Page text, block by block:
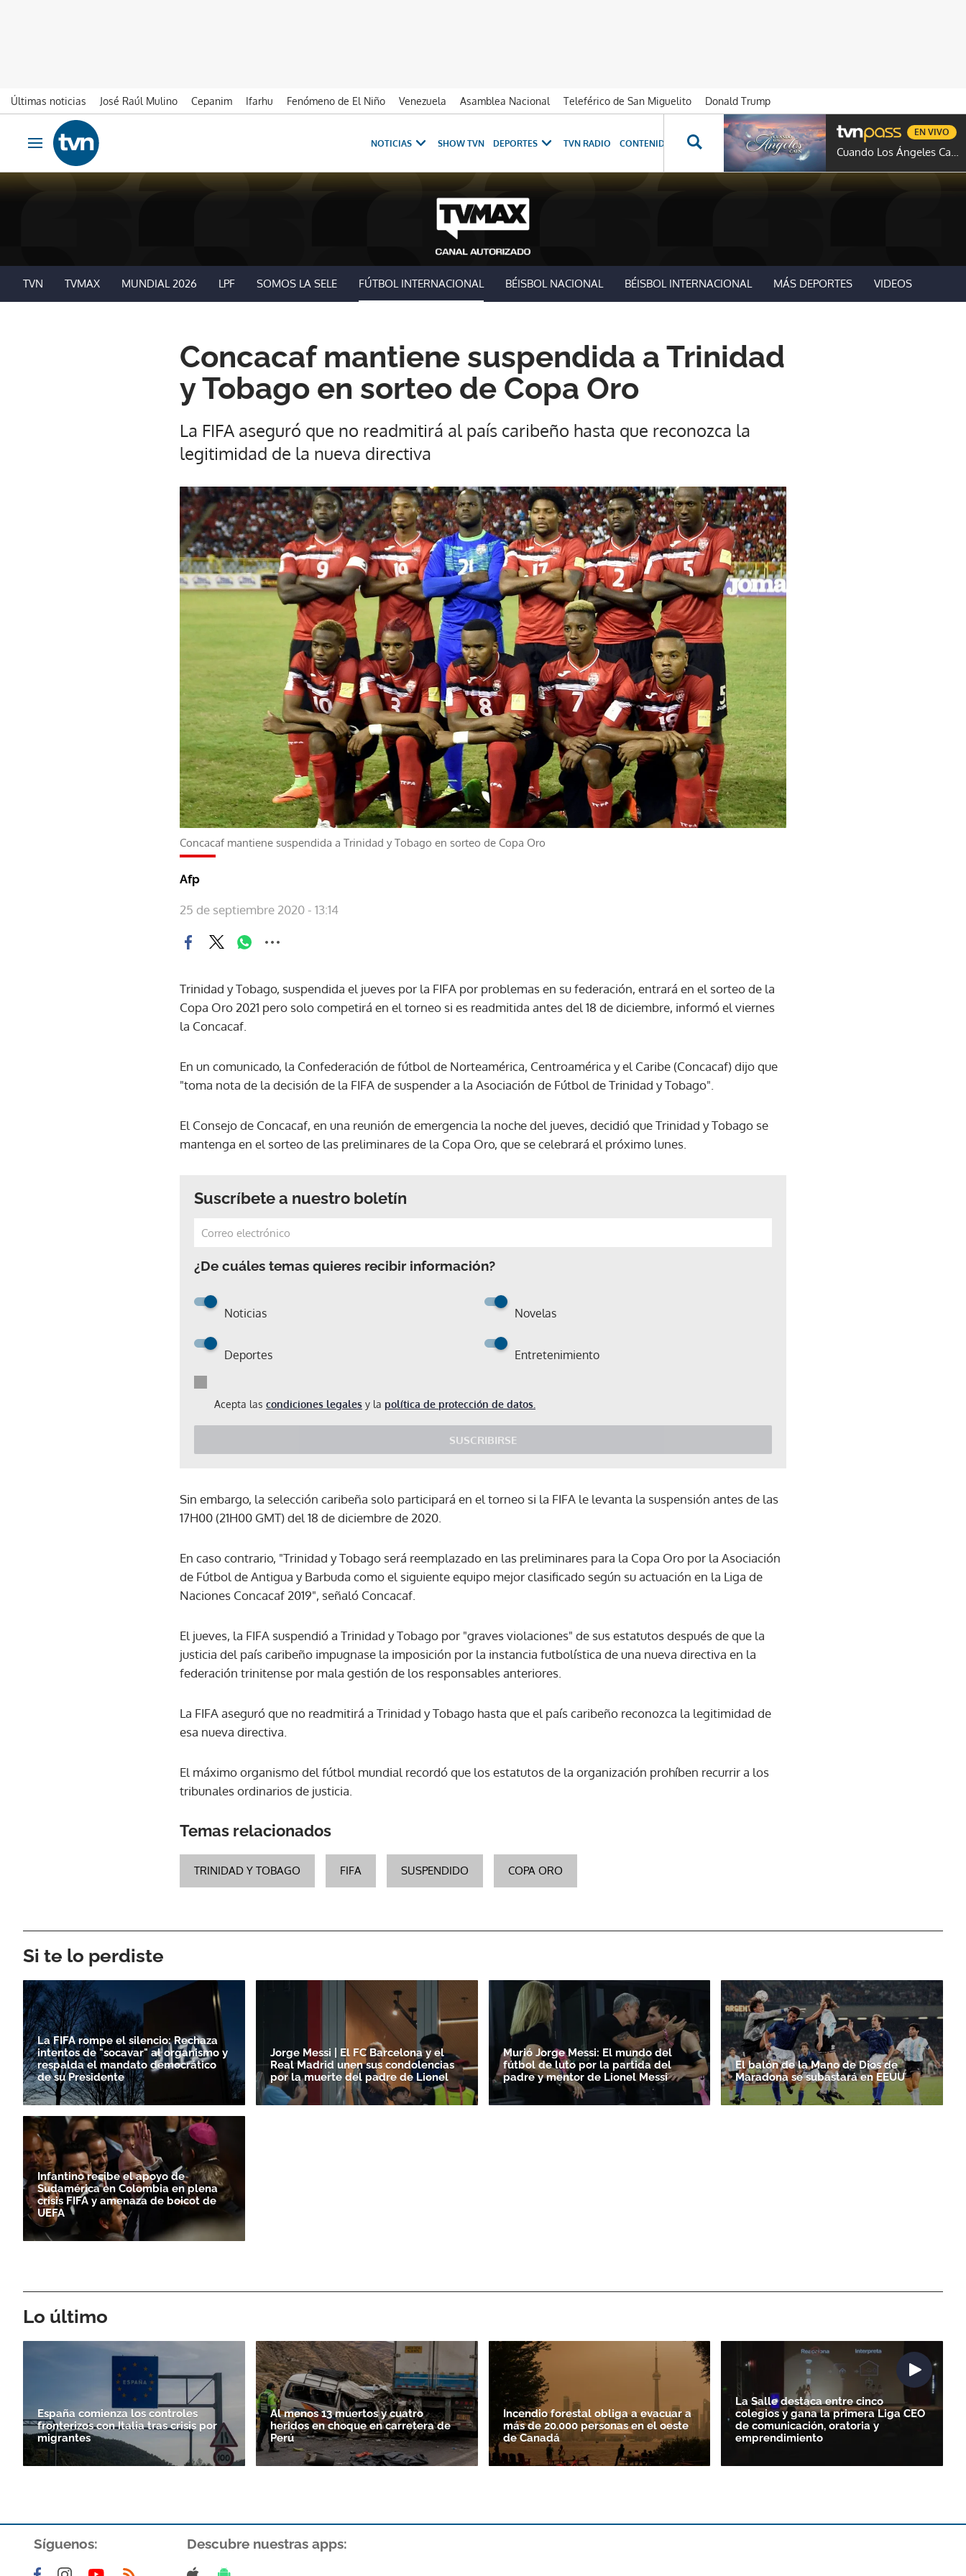
Últimas noticias José Raúl Mulino Cepanim Ifarhu Fenómeno de El Niño Venezuela Asamblea Nacional Teleférico de San Miguelito
Donald Trump
Ir al contenido
Obrir navegació
NOTICIAS SHOW TVN DEPORTES TVN RADIO CONTENIDOS ESPECIALES NOVELAS PROGRAMAS GENTE TVN
Cuando Los Ángeles Caen
EN VIVO
TVN TVMAX MUNDIAL 2026 LPF SOMOS LA SELE FÚTBOL INTERNACIONAL BÉISBOL NACIONAL BÉISBOL INTERNACIONAL MÁS DEPORTES VIDEOS
Concacaf mantiene suspendida a Trinidad
y Tobago en sorteo de Copa Oro
La FIFA aseguró que no readmitirá al país caribeño hasta que reconozca la
legitimidad de la nueva directiva
Concacaf mantiene suspendida a Trinidad y Tobago en sorteo de Copa Oro
Afp
25 de septiembre 2020 - 13:14
Trinidad y Tobago, suspendida el jueves por la FIFA por problemas en su federación, entrará en el sorteo de la
Copa Oro 2021 pero solo competirá en el torneo si es readmitida antes del 18 de diciembre, informó el viernes
la Concacaf.
En un comunicado, la Confederación de fútbol de Norteamérica, Centroamérica y el Caribe (Concacaf) dijo que
"toma nota de la decisión de la FIFA de suspender a la Asociación de Fútbol de Trinidad y Tobago".
El Consejo de Concacaf, en una reunión de emergencia la noche del jueves, decidió que Trinidad y Tobago se
mantenga en el sorteo de las preliminares de la Copa Oro, que se celebrará el próximo lunes.
Suscríbete a nuestro boletín
¿De cuáles temas quieres recibir información?
Noticias Novelas
Deportes Entretenimiento
Acepta las condiciones legales y la política de protección de datos.
SUSCRIBIRSE
ACEPTAR
Sin embargo, la selección caribeña solo participará en el torneo si la FIFA le levanta la suspensión antes de las
17H00 (21H00 GMT) del 18 de diciembre de 2020.
En caso contrario, "Trinidad y Tobago será reemplazado en las preliminares para la Copa Oro por la Asociación
de Fútbol de Antigua y Barbuda como el siguiente equipo mejor clasificado según su actuación en la Liga de
Naciones Concacaf 2019", señaló Concacaf.
El jueves, la FIFA suspendió a Trinidad y Tobago por "graves violaciones" de sus estatutos después de que la
justicia del país caribeño impugnase la imposición por la instancia futbolística de una nueva directiva en la
federación trinitense por mala gestión de los responsables anteriores.
La FIFA aseguró que no readmitirá a Trinidad y Tobago hasta que el país caribeño reconozca la legitimidad de
esa nueva directiva.
El máximo organismo del fútbol mundial recordó que los estatutos de la organización prohíben recurrir a los
tribunales ordinarios de justicia.
Temas relacionados
TRINIDAD Y TOBAGO FIFA SUSPENDIDO COPA ORO
Si te lo perdiste
La FIFA rompe el silencio: Rechaza
intentos de "socavar" al organismo y
respalda el mandato democrático
de su Presidente
Jorge Messi | El FC Barcelona y el
Real Madrid unen sus condolencias
por la muerte del padre de Lionel
Murió Jorge Messi: El mundo del
fútbol de luto por la partida del
padre y mentor de Lionel Messi
El balón de la Mano de Dios de
Maradona se subastará en EEUU
Infantino recibe el apoyo de
Sudamérica en Colombia en plena
crisis FIFA y amenaza de boicot de
UEFA
Lo último
España comienza los controles
fronterizos con Italia tras crisis por
migrantes
Al menos 13 muertos y cuatro
heridos en choque en carretera de
Perú
Incendio forestal obliga a evacuar a
más de 20.000 personas en el oeste
de Canadá
La Salle destaca entre cinco
colegios y gana la primera Liga CEO
de comunicación, oratoria y
emprendimiento
Síguenos: Descubre nuestras apps: